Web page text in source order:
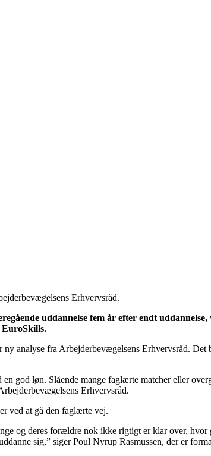
Erhvervsråd.
uddannelse fem år efter endt
EuroSkills.
analyse fra Arbejderbevægelsens Erhvervsråd.
god løn. Slående mange faglærte matcher eller
Erhvervsråd.
ved at gå den faglærte vej.
og deres forældre nok ikke rigtigt er klar over, hvor
sig,” siger Poul Nyrup Rasmussen, der er